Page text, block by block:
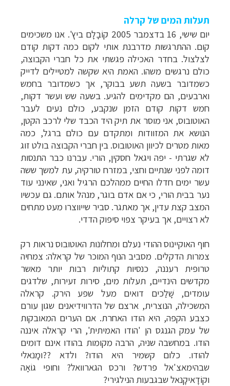
תעלות המים של קרלה
יום שישי, 16 בדצמבר 2005 קוֹבָלָם ביץ'. אנו משכימים
קום. ההתרגשות מדרבנת אותי לקום כמה דקות קודם
לצלצול. בחדר האכילה פגשתי את כל חברי הקבוצה,
כולם נרגשים משהו. האמת היא שקשה למטיילים לדייק
כשמדובר בשעה תשע בבוקר, אך כשמדובר בחמש
וארבעים, הם מקדימים להגיע. בשעה שש ועשר דקות,
חמש דקות קודם הזמן שנקבע, כולם נעים לעבר
האוטובוס, אני מוסר את תיק היד הכבד שלי לרכב הקטן,
הנושא את המזוודות ומתקדם עם כולם ברגל, כמה
מאות מטרים לכיוון האוטובוס. בין חברי הקבוצה בולט זוג
לא שגרתי - יפה ויגאל חסקין, הורי. עברנו כבר התנסות
דומה לפני שנתיים וחצי, במזרח טורקיה, עת למשך ששה
עשר ימים חדלו החיים ממהלכם הרגיל ואני, שאינני עוד
נער בבית הורי, כי אם אדם בוגר, מנהל אותם. גם עכשיו
המצב קצת עדין, אך מאתגר. סביר שייווצרו מעט מתחים
לא רצויים, אך בעיקר צפוי סיפוק הדדי.
חוף האוקיינוס ההודי נעלם ומחלונות האוטובוס נראות רק
צמרות הדקלים. מסביב הנוף המוכר של קראלה: צמחיה
טרופית רעננה, כנסיות קתוליות רבות יותר מאשר
מקדשים הינדיים, תעלות מים, סירות זעירות, שלדגים
עומדים, שָׁלַכים דואים מעל שפע הירק. קראלה
המשכילה, הנוצרית, ארצם של הדרווידיאנים שגון עורם
כצבע הקפה, היא הודו האחרת. אם הערים המאובקות
של עמק הגנגס הן 'הודו האמיתית', הרי קראלה איננה
הודו. במחשבה שניה, הרבה מקומות בהודו אינם דומים
להודו. כלום קשמיר היא הודו? ולדא ??ומָנאלי
שבהימאצ'אל פרדש? ורכס הגארוואל? וחופי גוֹאָה
וקוֹדָאיקָנאל שבגבעות הנילגירי?